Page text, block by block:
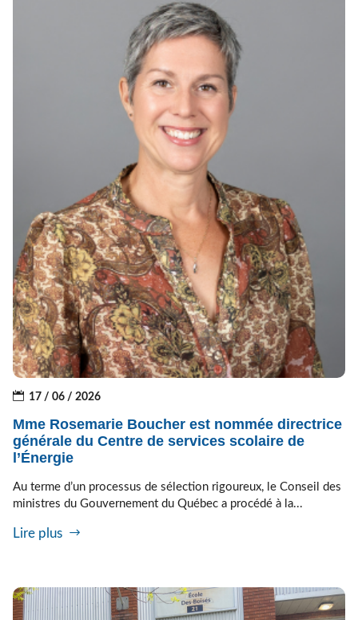
17 / 06 / 2026
Mme Rosemarie Boucher est nommée directrice
générale du Centre de services scolaire de
l’Énergie
Au terme d’un processus de sélection rigoureux, le Conseil des
ministres du Gouvernement du Québec a procédé à la...
Lire plus